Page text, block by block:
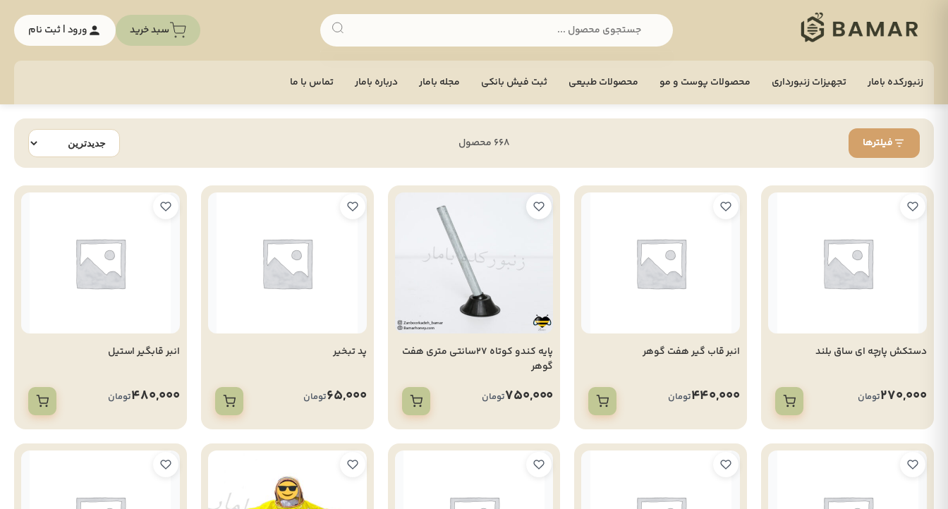
سبد خرید ورود | ثبت نام
زنبورکده بامار تجهيزات زنبورداری محصولات پوست و مو محصولات طبیعی ثبت فیش بانکی مجله بامار درباره بامار تماس با ما
فیلترها 668 محصول
دستکش پارچه ای ساق بلند
270,000تومان
انبر قاب گیر هفت گوهر
440,000تومان
پایه کندو کوتاه 27سانتی متری هفت
گوهر
750,000تومان
پد تبخیر
65,000تومان
انبر قابگیر استیل
480,000تومان